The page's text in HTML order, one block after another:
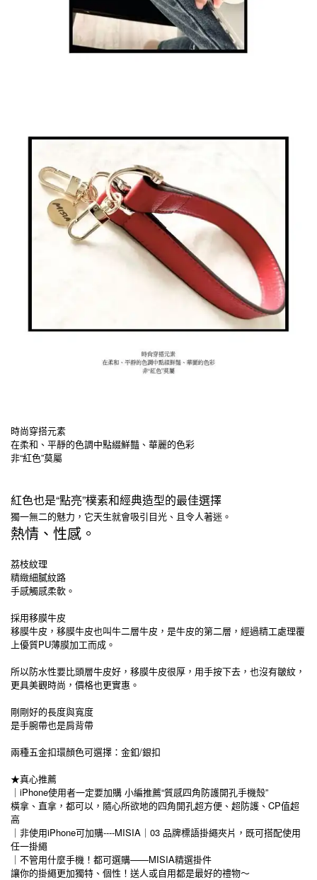
時尚穿搭元素
在柔和、平靜的色調中點綴鮮豔、華麗的色彩
非“紅色”莫屬
紅色也是“點亮”樸素和經典造型的最佳選擇
獨一無二的魅力，它天生就會吸引目光、且令人著迷。
熱情、性感。
荔枝紋理
精緻細膩紋路
手感觸感柔軟。
採用移膜牛皮
移膜牛皮，移膜牛皮也叫牛二層牛皮，是牛皮的第二層，經過精工處理覆
上優質PU薄膜加工而成。
所以防水性要比頭層牛皮好，移膜牛皮很厚，用手按下去，也沒有皺紋，
更具美觀時尚，價格也更實惠。
剛剛好的長度與寬度
是手腕帶也是肩背帶
兩種五金扣環顏色可選擇：金釦/銀扣
★真心推薦
｜iPhone使用者一定要加購 小編推薦“質感四角防護開孔手機殼”
橫拿、直拿，都可以，隨心所欲地的四角開孔超方便、超防護、CP值超
高
｜非使用iPhone可加購----MISIA｜03 品牌標語掛繩夾片，既可搭配使用
任一掛繩
｜不管用什麼手機！都可選購——MISIA精選掛件
讓你的掛繩更加獨特、個性！送人或自用都是最好的禮物～